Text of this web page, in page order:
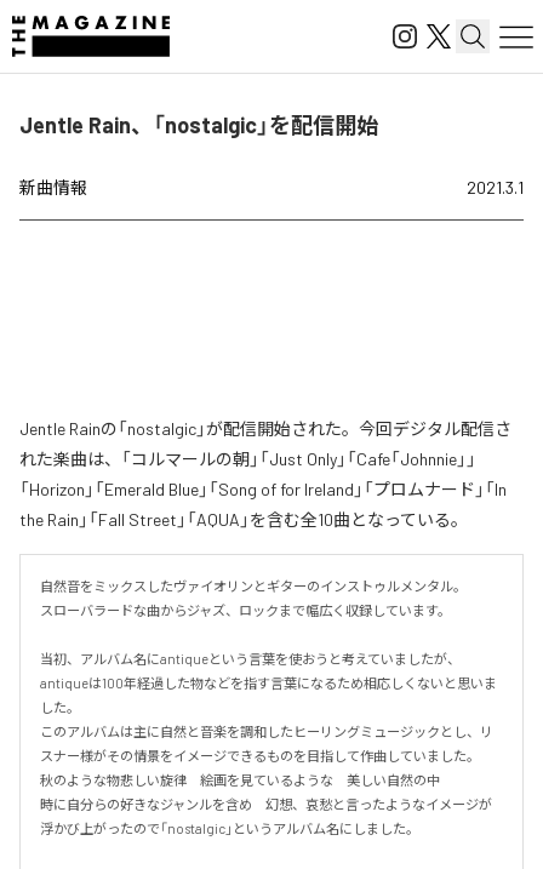
Jentle Rain、「nostalgic」を配信開始
新曲情報 2021.3.1
Jentle Rainの「nostalgic」が配信開始された。今回デジタル配信さ
れた楽曲は、「コルマールの朝」「Just Only」「Cafe「Johnnie」」
「Horizon」「Emerald Blue」「Song of for Ireland」「プロムナード」「In
the Rain」「Fall Street」「AQUA」を含む全10曲となっている。
自然音をミックスしたヴァイオリンとギターのインストゥルメンタル。
スローバラードな曲からジャズ、ロックまで幅広く収録しています。
当初、アルバム名にantiqueという言葉を使おうと考えていましたが、
antiqueは100年経過した物などを指す言葉になるため相応しくないと思いま
した。
このアルバムは主に自然と音楽を調和したヒーリングミュージックとし、リ
スナー様がその情景をイメージできるものを目指して作曲していました。
秋のような物悲しい旋律　絵画を見ているような　美しい自然の中
時に自分らの好きなジャンルを含め　幻想、哀愁と言ったようなイメージが
浮かび上がったので「nostalgic」というアルバム名にしました。